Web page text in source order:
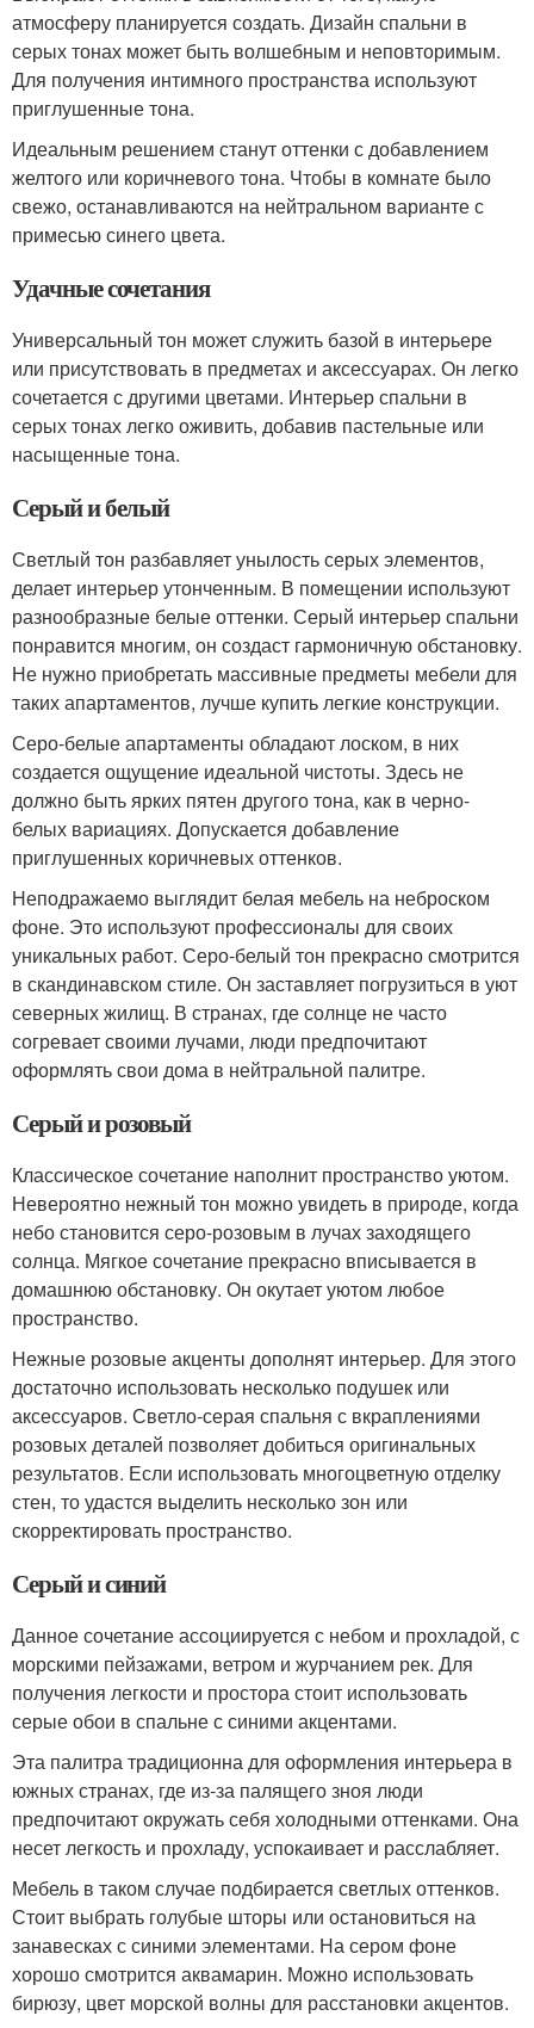
атмосферу планируется создать. Дизайн спальни в
серых тонах может быть волшебным и неповторимым.
Для получения интимного пространства используют
приглушенные тона.
Идеальным решением станут оттенки с добавлением
желтого или коричневого тона. Чтобы в комнате было
свежо, останавливаются на нейтральном варианте с
примесью синего цвета.
Удачные сочетания
Универсальный тон может служить базой в интерьере
или присутствовать в предметах и аксессуарах. Он легко
сочетается с другими цветами. Интерьер спальни в
серых тонах легко оживить, добавив пастельные или
насыщенные тона.
Серый и белый
Светлый тон разбавляет унылость серых элементов,
делает интерьер утонченным. В помещении используют
разнообразные белые оттенки. Серый интерьер спальни
понравится многим, он создаст гармоничную обстановку.
Не нужно приобретать массивные предметы мебели для
таких апартаментов, лучше купить легкие конструкции.
Серо-белые апартаменты обладают лоском, в них
создается ощущение идеальной чистоты. Здесь не
должно быть ярких пятен другого тона, как в черно-
белых вариациях. Допускается добавление
приглушенных коричневых оттенков.
Неподражаемо выглядит белая мебель на неброском
фоне. Это используют профессионалы для своих
уникальных работ. Серо-белый тон прекрасно смотрится
в скандинавском стиле. Он заставляет погрузиться в уют
северных жилищ. В странах, где солнце не часто
согревает своими лучами, люди предпочитают
оформлять свои дома в нейтральной палитре.
Серый и розовый
Классическое сочетание наполнит пространство уютом.
Невероятно нежный тон можно увидеть в природе, когда
небо становится серо-розовым в лучах заходящего
солнца. Мягкое сочетание прекрасно вписывается в
домашнюю обстановку. Он окутает уютом любое
пространство.
Нежные розовые акценты дополнят интерьер. Для этого
достаточно использовать несколько подушек или
аксессуаров. Светло-серая спальня с вкраплениями
розовых деталей позволяет добиться оригинальных
результатов. Если использовать многоцветную отделку
стен, то удастся выделить несколько зон или
скорректировать пространство.
Серый и синий
Данное сочетание ассоциируется с небом и прохладой, с
морскими пейзажами, ветром и журчанием рек. Для
получения легкости и простора стоит использовать
серые обои в спальне с синими акцентами.
Эта палитра традиционна для оформления интерьера в
южных странах, где из-за палящего зноя люди
предпочитают окружать себя холодными оттенками. Она
несет легкость и прохладу, успокаивает и расслабляет.
Мебель в таком случае подбирается светлых оттенков.
Стоит выбрать голубые шторы или остановиться на
занавесках с синими элементами. На сером фоне
хорошо смотрится аквамарин. Можно использовать
бирюзу, цвет морской волны для расстановки акцентов.